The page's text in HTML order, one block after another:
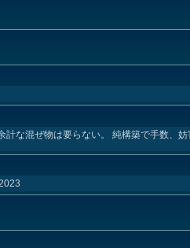
な混ぜ物は要らない。 純構築で手数、